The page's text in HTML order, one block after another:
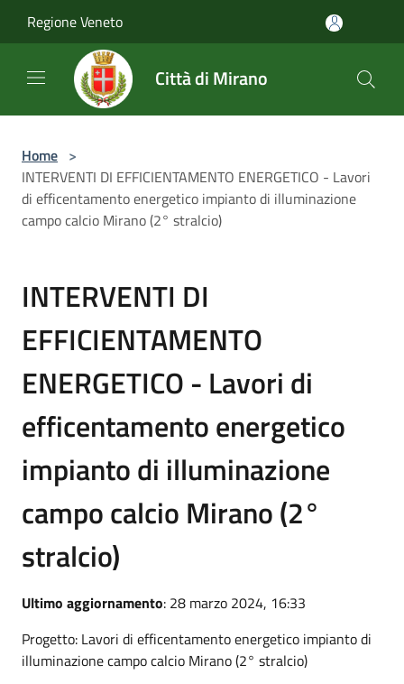
Regione Veneto
Città di Mirano
Home >
INTERVENTI DI EFFICIENTAMENTO ENERGETICO - Lavori
di efficentamento energetico impianto di illuminazione
campo calcio Mirano (2° stralcio)
INTERVENTI DI
EFFICIENTAMENTO
ENERGETICO - Lavori di
efficentamento energetico
impianto di illuminazione
campo calcio Mirano (2°
stralcio)
Ultimo aggiornamento: 28 marzo 2024, 16:33
Progetto: Lavori di efficentamento energetico impianto di
illuminazione campo calcio Mirano (2° stralcio)